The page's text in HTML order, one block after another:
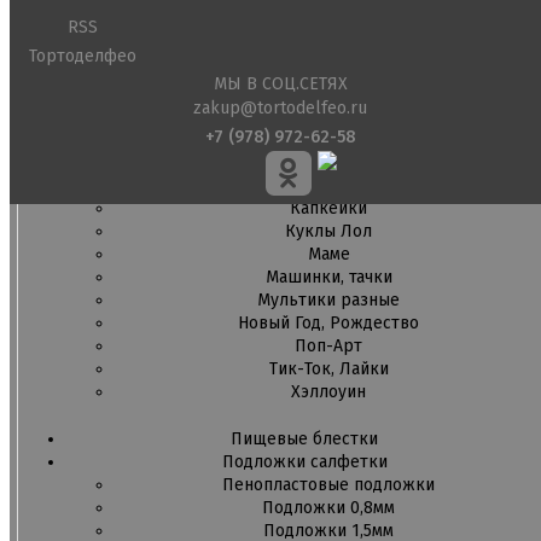
Амонг ас, Бравл старс, Майнкрафт
Бабочки Съедобная печать
Для мужчин
Единороги
Из фильмов
Капкейки
Куклы Лол
Маме
Машинки, тачки
Мультики разные
Новый Год, Рождество
Поп-Арт
Тик-Ток, Лайки
Хэллоуин
Пищевые блестки
Подложки салфетки
Пенопластовые подложки
Подложки 0,8мм
Подложки 1,5мм
RSS
Тортоделфео
МЫ В СОЦ.СЕТЯХ
zakup@tortodelfeo.ru
+7 (978) 972-62-58